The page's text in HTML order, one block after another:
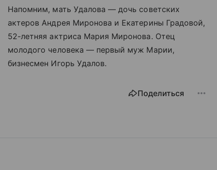
Напомним, мать Удалова — дочь советских
актеров Андрея Миронова и Екатерины Градовой,
52-летняя актриса Мария Миронова. Отец
молодого человека — первый муж Марии,
бизнесмен Игорь Удалов.
Поделиться